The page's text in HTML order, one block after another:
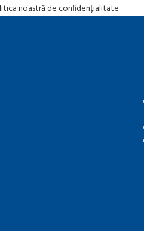
noastră de confidențialitate